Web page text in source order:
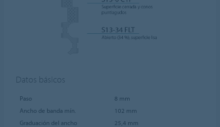
Datos básicos
Paso
8 mm
Ancho de banda mín.
102 mm
Graduación del ancho
25,4 mm